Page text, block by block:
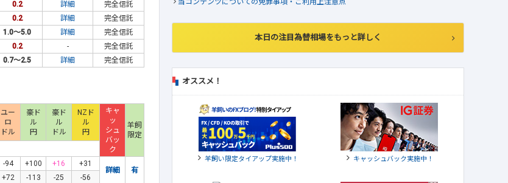
0.2 詳細 完全信託
0.2 詳細
完全信託
1.0～5.0 詳細
完全信託
0.2 -
完全信託
0.7～2.5 詳細 完全信託
ユー
ロ
ドル
豪ド
ル
円
豪ド
ル
ドル
NZド
ル
円
キャ
ッ
シュ
バッ
ク
羊飼
限定
-94 +100 +16 +31
詳細
有
+72 -113 -25 -56
当コンテンツについての免罪事項・ご利用上注意点
本日の注目為替相場をもっと詳しく
オススメ！
羊飼い限定タイアップ実施中！ キャッシュバック実施中！